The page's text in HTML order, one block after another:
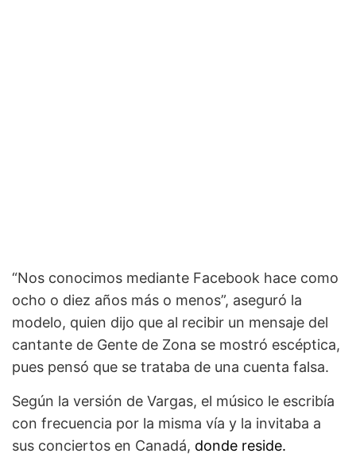
“Nos conocimos mediante Facebook hace como
ocho o diez años más o menos”, aseguró la
modelo, quien dijo que al recibir un mensaje del
cantante de Gente de Zona se mostró escéptica,
pues pensó que se trataba de una cuenta falsa.
Según la versión de Vargas, el músico le escribía
con frecuencia por la misma vía y la invitaba a
sus conciertos en Canadá, donde reside.